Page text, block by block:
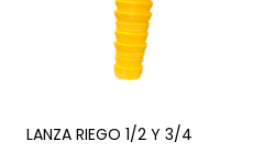
LANZA RIEGO 1/2 Y 3/4